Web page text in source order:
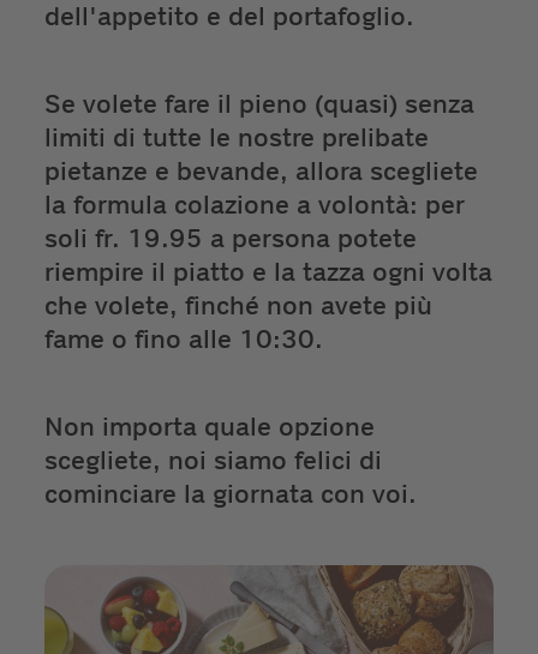
dell'appetito e del portafoglio.
Se volete fare il pieno (quasi) senza
limiti di tutte le nostre prelibate
pietanze e bevande, allora scegliete
la formula colazione a volontà: per
soli fr. 19.95 a persona potete
riempire il piatto e la tazza ogni volta
che volete, finché non avete più
fame o fino alle 10:30.
Non importa quale opzione
scegliete, noi siamo felici di
cominciare la giornata con voi.